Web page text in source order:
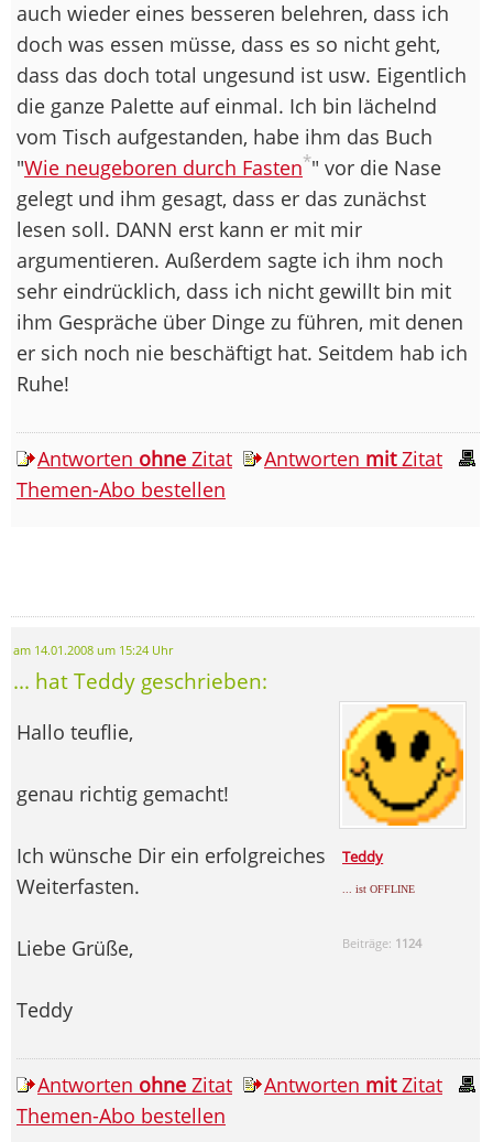
auch wieder eines besseren belehren, dass ich
doch was essen müsse, dass es so nicht geht,
dass das doch total ungesund ist usw. Eigentlich
die ganze Palette auf einmal. Ich bin lächelnd
vom Tisch aufgestanden, habe ihm das Buch
"Wie neugeboren durch Fasten*" vor die Nase
gelegt und ihm gesagt, dass er das zunächst
lesen soll. DANN erst kann er mit mir
argumentieren. Außerdem sagte ich ihm noch
sehr eindrücklich, dass ich nicht gewillt bin mit
ihm Gespräche über Dinge zu führen, mit denen
er sich noch nie beschäftigt hat. Seitdem hab ich
Ruhe!
Antworten ohne Zitat Antworten mitZitat
Themen-Abo bestellen
am 14.01.2008 um 15:24 Uhr
... hat Teddy geschrieben:
Teddy
... ist OFFLINE
Beiträge: 1124
Hallo teuflie,
genau richtig gemacht!
Ich wünsche Dir ein erfolgreiches
Weiterfasten.
Liebe Grüße,
Teddy
Antworten ohne Zitat Antworten mitZitat
Themen-Abo bestellen